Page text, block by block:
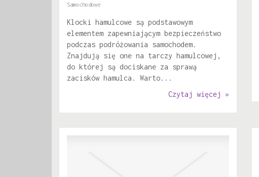
Samochodowe
Klocki hamulcowe są podstawowym
elementem zapewniającym bezpieczeństwo
podczas podróżowania samochodem.
Znajdują się one na tarczy hamulcowej,
do której są dociskane za sprawą
zacisków hamulca. Warto...
Czytaj więcej »